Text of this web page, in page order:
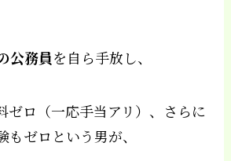
公務員を自ら手放し、
ゼロ（一応手当アリ）、さらに
ゼロという男が、